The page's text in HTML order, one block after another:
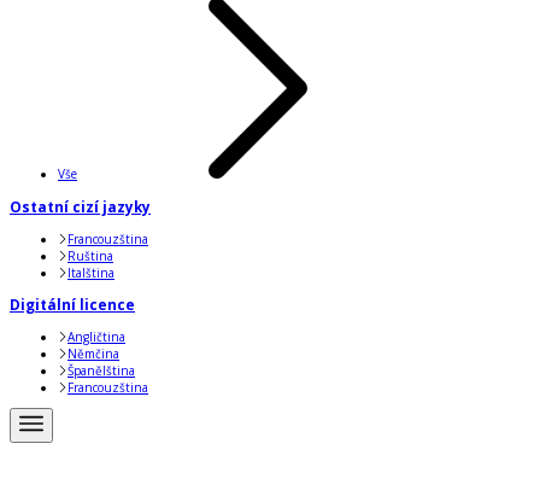
Vše
Ostatní cizí jazyky
Francouzština
Ruština
Italština
Digitální licence
Angličtina
Němčina
Španělština
Francouzština